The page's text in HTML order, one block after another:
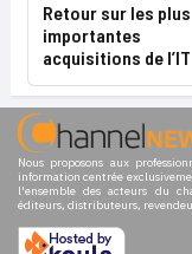
Retour sur les plus
importantes
acquisitions de l’IT
Nous proposons aux
information centrée
l'ensemble des acteurs du
éditeurs, distributeurs,